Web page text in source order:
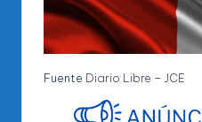
Fuente Diario Libre – JCE